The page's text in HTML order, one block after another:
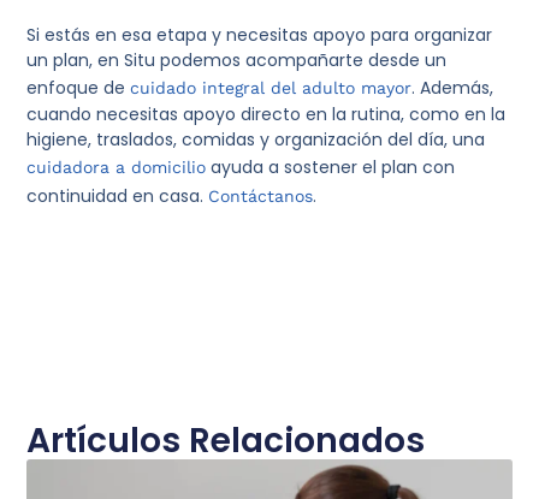
Si estás en esa etapa y necesitas apoyo para organizar
un plan, en Situ podemos acompañarte desde un
enfoque de cuidado integral del adulto mayor. Además,
cuando necesitas apoyo directo en la rutina, como en la
higiene, traslados, comidas y organización del día, una
cuidadora a domicilio ayuda a sostener el plan con
continuidad en casa. Contáctanos.
Artículos Relacionados